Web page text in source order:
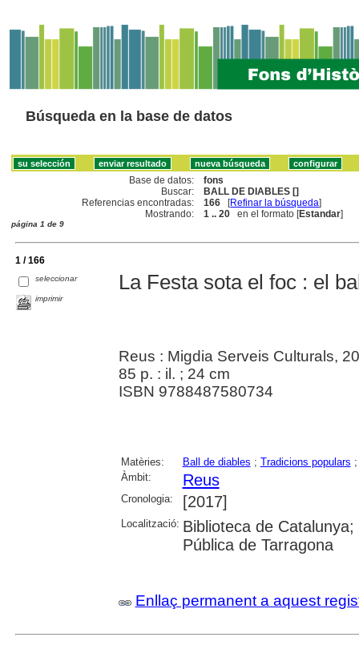
Búsqueda en la base de datos
Base de datos:
fons
Buscar:
BALL DE DIABLES []
Referencias encontradas:
166 [Refinar la búsqueda]
Mostrando:
1 .. 20 en el formato [Estandar]
página 1 de 9
1 / 166
seleccionar
imprimir
La Festa sota el foc : el
Reus : Migdia Serveis Culturals,
85 p. : il. ; 24 cm
ISBN 9788487580734
Matèries: Ball de diables ; Tradicions populars
Àmbit:
Reus
Cronologia: [2017]
Localització: Biblioteca de
Pública de Tarragona
Enllaç permanent a aquest